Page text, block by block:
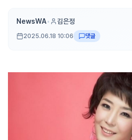
NewsWA• 김은정
2025.06.18 10:06 댓글